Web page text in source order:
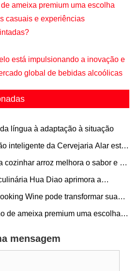
ameixa premium uma escolha
casuais e experiências
está impulsionando a inovação e
global de bebidas alcoólicas
língua à adaptação à situação
inteligente da Cervejaria Alar está
cozinhar arroz melhora o sabor e a
diária?
Hua Diao aprimora a
com sabor autêntico
Wine pode transformar sua
de ameixa premium uma escolha
mensagem